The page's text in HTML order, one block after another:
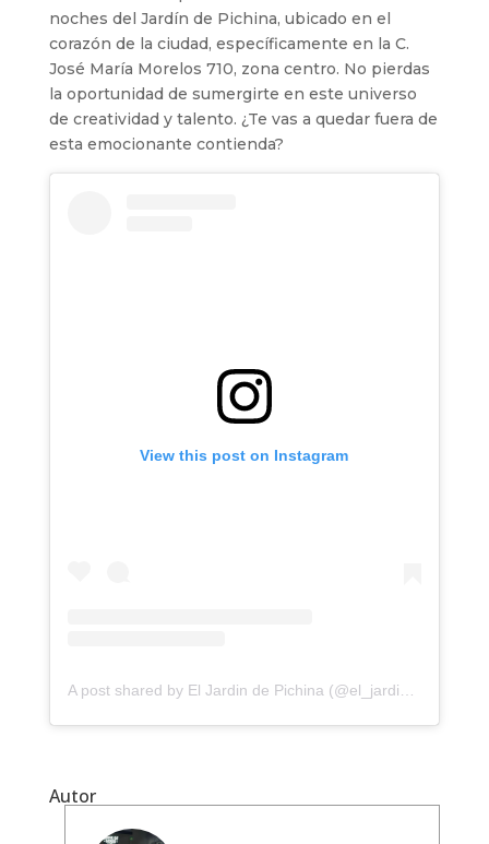
noches del Jardín de Pichina, ubicado en el
corazón de la ciudad, específicamente en la C.
José María Morelos 710, zona centro. No pierdas
la oportunidad de sumergirte en este universo
de creatividad y talento. ¿Te vas a quedar fuera de
esta emocionante contienda?
View this post on Instagram
A post shared by El Jardin de Pichina (@el_jardin_de_pichina)
Autor